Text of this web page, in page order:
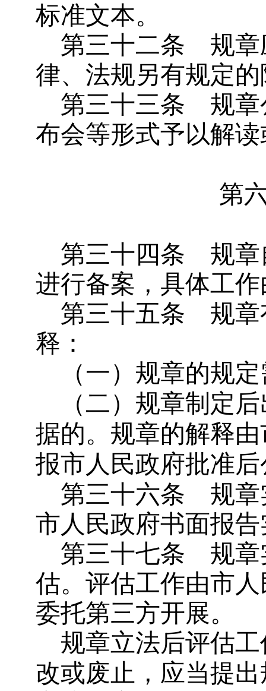
标准文本。
第三十二条
规
律、法规另有规定
第三十三条
规
布会等形式予以解
第
第三十四条
规
进行备案，具体工
第三十五条
规
释：
（一）规章的规
（二）规章制定
据的。规章的解释
报市人民政府批准
第三十六条
规
市人民政府书面报
第三十七条
规
估。评估工作由市
委托第三方开展。
规章立法后评估
改或废止，应当提